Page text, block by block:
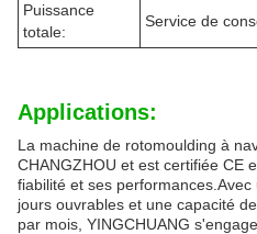
Puissance
totale:
Service de
Applications:
La machine de rotomoulding à
CHANGZHOU et est certifiée CE
fiabilité et ses
jours ouvrables et une capacité
par mois, YINGCHUANG